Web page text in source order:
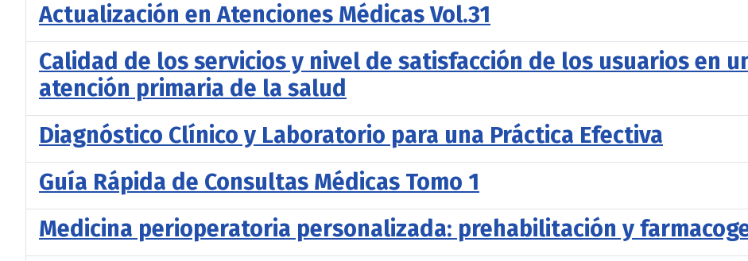
Actualización en Atenciones Médicas Vol.31
Calidad de los servicios y nivel de satisfacción de los usuarios en
atención primaria de la salud
Diagnóstico Clínico y Laboratorio para una Práctica Efectiva
Guía Rápida de Consultas Médicas Tomo 1
Medicina perioperatoria personalizada: prehabilitación y